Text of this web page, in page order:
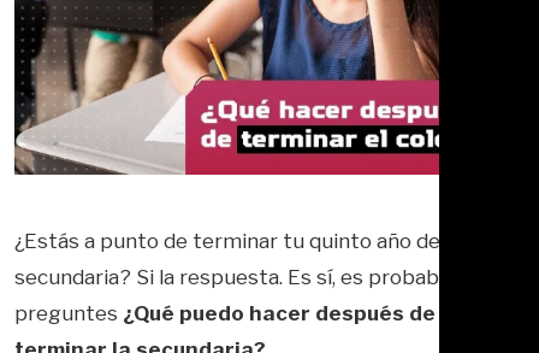
¿Estás a punto de terminar tu quinto año de
secundaria? Si la respuesta. Es sí, es probable que te
preguntes ¿Qué puedo hacer después de